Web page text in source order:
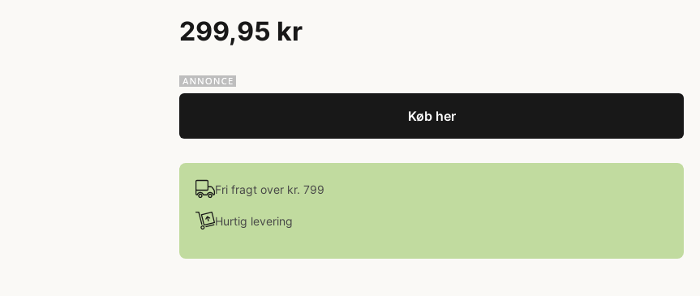
299,95 kr
Køb her
Fri fragt over kr. 799
Hurtig levering